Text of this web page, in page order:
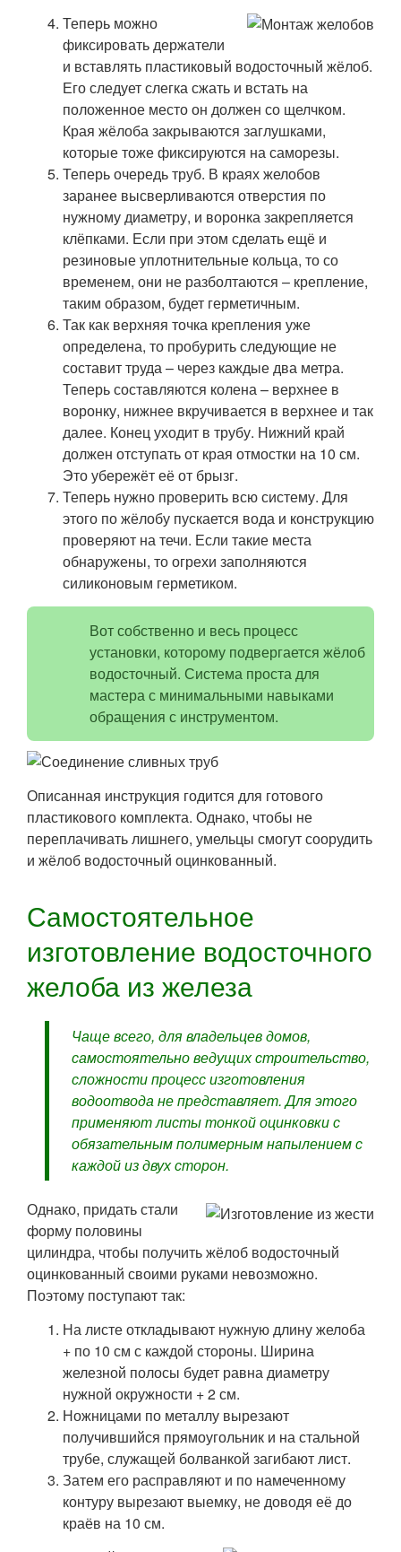
Теперь можно
фиксировать держатели
и вставлять пластиковый водосточный жёлоб.
Его следует слегка сжать и встать на
положенное место он должен со щелчком.
Края жёлоба закрываются заглушками,
которые тоже фиксируются на саморезы.
Теперь очередь труб. В краях желобов
заранее высверливаются отверстия по
нужному диаметру, и воронка закрепляется
клёпками. Если при этом сделать ещё и
резиновые уплотнительные кольца, то со
временем, они не разболтаются – крепление,
таким образом, будет герметичным.
Так как верхняя точка крепления уже
определена, то пробурить следующие не
составит труда – через каждые два метра.
Теперь составляются колена – верхнее в
воронку, нижнее вкручивается в верхнее и так
далее. Конец уходит в трубу. Нижний край
должен отступать от края отмостки на 10 см.
Это убережёт её от брызг.
Теперь нужно проверить всю систему. Для
этого по жёлобу пускается вода и конструкцию
проверяют на течи. Если такие места
обнаружены, то огрехи заполняются
силиконовым герметиком.
Вот собственно и весь процесс
установки, которому подвергается жёлоб
водосточный. Система проста для
мастера с минимальными навыками
обращения с инструментом.
Описанная инструкция годится для готового
пластикового комплекта. Однако, чтобы не
переплачивать лишнего, умельцы смогут соорудить
и жёлоб водосточный оцинкованный.
Самостоятельное
изготовление водосточного
желоба из железа
Чаще всего, для владельцев домов,
самостоятельно ведущих строительство,
сложности процесс изготовления
водоотвода не представляет. Для этого
применяют листы тонкой оцинковки с
обязательным полимерным напылением с
каждой из двух сторон.
Однако, придать стали
форму половины
цилиндра, чтобы получить жёлоб водосточный
оцинкованный своими руками невозможно.
Поэтому поступают так:
На листе откладывают нужную длину желоба
+ по 10 см с каждой стороны. Ширина
железной полосы будет равна диаметру
нужной окружности + 2 см.
Ножницами по металлу вырезают
получившийся прямоугольник и на стальной
трубе, служащей болванкой загибают лист.
Затем его расправляют и по намеченному
контуру вырезают выемку, не доводя её до
краёв на 10 см.